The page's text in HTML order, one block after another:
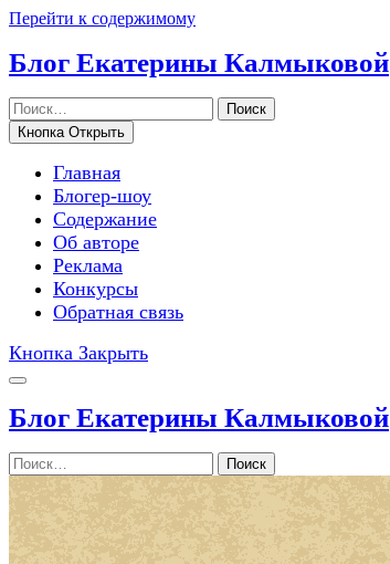
Перейти к содержимому
Блог Екатерины Калмыковой
Поиск
Кнопка Открыть
Главная
Блогер-шоу
Содержание
Об авторе
Реклама
Конкурсы
Обратная связь
Кнопка Закрыть
Блог Екатерины Калмыковой
Поиск